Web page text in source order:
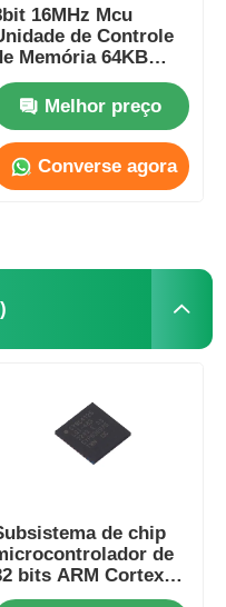
16MHz Mcu
de Controle
Memória 64KB
Flash Memory Atmel
ATMEGA64A-AU
Melhor preço
Converse agora
de chip
de
bits ARM Cortex
M0 CY8C4125LQI-483